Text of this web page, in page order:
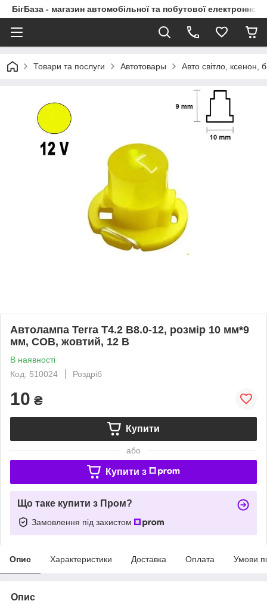
БігБаза - магазин автомобільної та побутової електронної
Товари та послуги Автотовары Авто світло, ксенон,
Автолампа Terra T4.2 B8.0-12, розмір 10 мм*9
мм, COB, жовтий, 12 В
В наявності
Код: 510024
Роздріб
10 ₴
Купити
або
Купити з
Що таке купити з Пром?
Замовлення під захистом
Опис Характеристики Доставка Оплата Умови
Опис